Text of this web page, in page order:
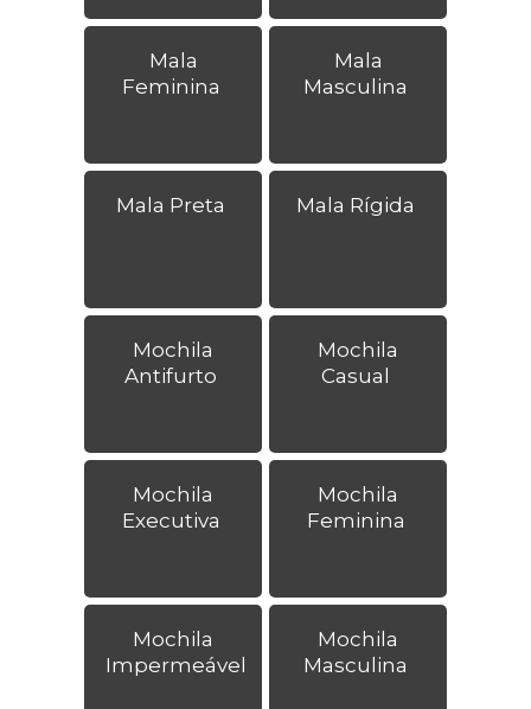
Mala
Feminina
Mala
Masculina
Mala Preta Mala Rígida
Mochila
Antifurto
Mochila
Casual
Mochila
Executiva
Mochila
Feminina
Mochila
Impermeável
Mochila
Masculina